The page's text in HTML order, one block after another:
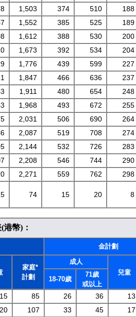
1,503 374 510 188
1,552 385 525 189
1,612 388 530 200
1,673 392 534 204
1,776 439 599 227
1,847 466 636 237
1,911 480 654 248
1,968 493 672 255
2,031 506 690 264
2,087 519 708 274
2,144 532 726 283
2,208 546 744 290
2,271 559 762 298
74 15 20 8
幣)：
金計劃
家庭*
計劃
成人
兒童
18-70歲
71歲
或以上
15 85 26 36 13
20 107 33 45 17